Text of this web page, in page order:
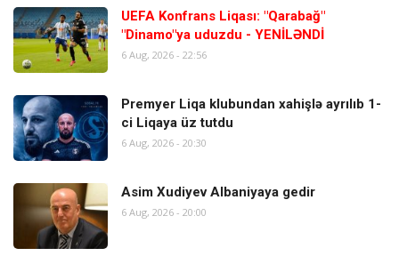
UEFA Konfrans Liqası: "Qarabağ"
"Dinamo"ya uduzdu - YENİLƏNDİ
6 Aug, 2026 - 22:56
Premyer Liqa klubundan xahişlə ayrılıb 1-
ci Liqaya üz tutdu
6 Aug, 2026 - 20:30
Asim Xudiyev Albaniyaya gedir
6 Aug, 2026 - 20:00